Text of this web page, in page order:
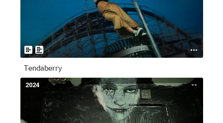
Tendaberry
--
2024